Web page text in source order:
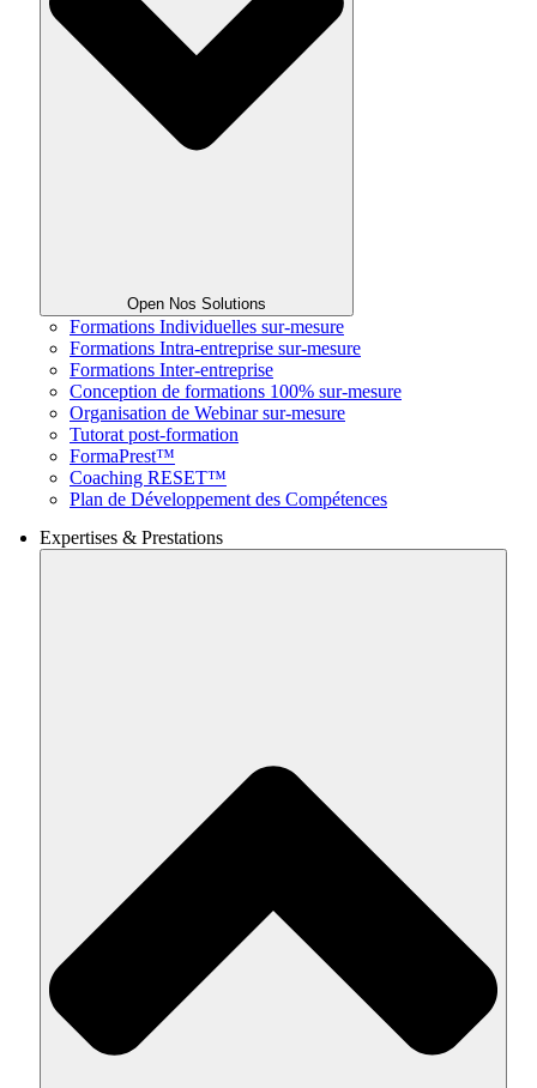
Open Nos Solutions
Formations Individuelles sur-mesure
Formations Intra-entreprise sur-mesure
Formations Inter-entreprise
Conception de formations 100% sur-mesure
Organisation de Webinar sur-mesure
Tutorat post-formation
FormaPrest™
Coaching RESET™
Plan de Développement des Compétences
Expertises & Prestations